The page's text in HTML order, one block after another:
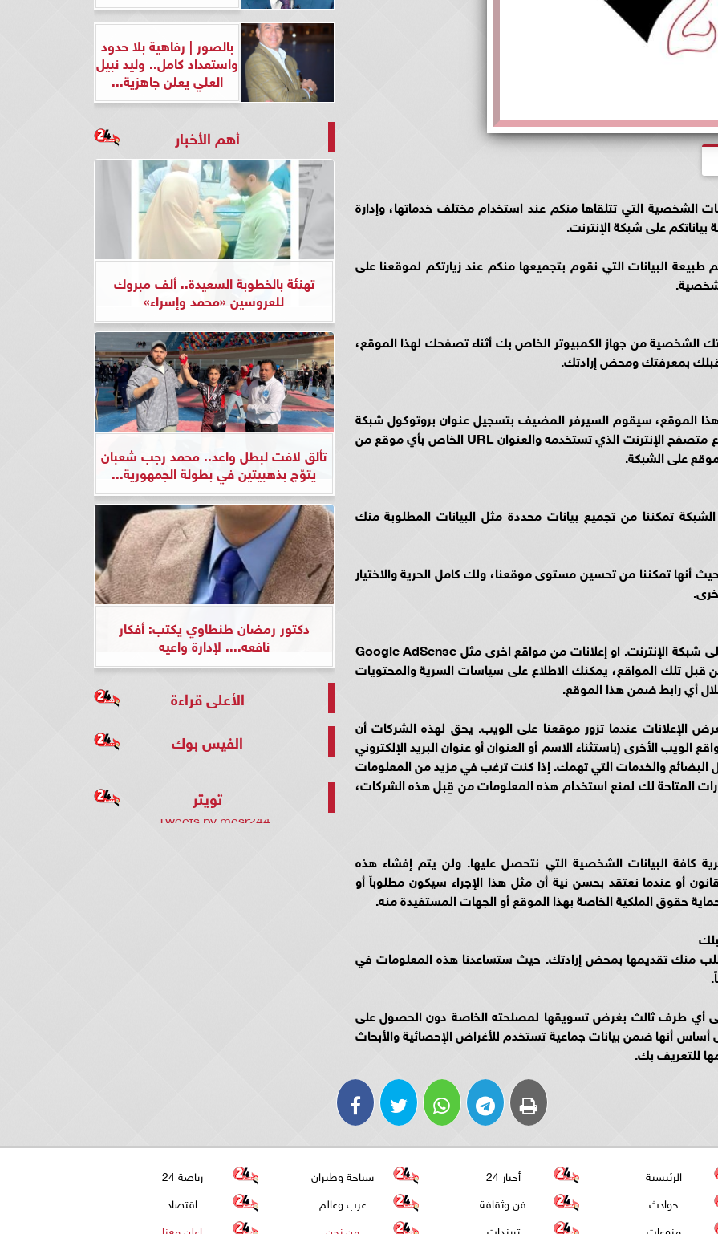
الشخصية التي تتلقاها منكم عند استخدام مختلف خدماتها، وإدارة
على شبكة الإنترنت.
البيانات التي نقوم بتجميعها منكم عند زيارتكم لموقعنا على
الشخصية من جهاز الكمبيوتر الخاص بك أثناء تصفحك لهذا الموقع،
قبلك بمعرفتك ومحض إرادتك.
الموقع، سيقوم السيرفر المضيف بتسجيل عنوان بروتوكول شبكة
الإنترنت (IP) الخاص بك، تاريخ ووقت الزيارة ونوع متصفح الإنترنت الذي تستخدمه والعنوان URL الخاص بأي موقع من
على الشبكة.
تمكننا من تجميع بيانات محددة مثل البيانات المطلوبة منك
أنها تمكننا من تحسين مستوى موقعنا، ولك كامل الحرية والاختيار
قد يشتمل موقعنا على روابط بالمواقع الأخرى على شبكة الإنترنت. او إعلانات من مواقع اخرى مثل Google AdSense
قبل تلك المواقع، يمكنك الاطلاع على سياسات السرية والمحتويات
أي رابط ضمن هذا الموقع.
الإعلانات عندما تزور موقعنا على الويب. يحق لهذه الشركات أن
الأخرى (باستثناء الاسم أو العنوان أو عنوان البريد الإلكتروني
البضائع والخدمات التي تهمك. إذا كنت ترغب في مزيد من المعلومات
المتاحة لك لمنع استخدام هذه المعلومات من قِبل هذه الشركات،
البيانات الشخصية التي نتحصل عليها. ولن يتم إفشاء هذه
أو عندما نعتقد بحسن نية أن مثل هذا الإجراء سيكون مطلوباً أو
حقوق الملكية الخاصة بهذا الموقع أو الجهات المستفيدة منه.
منك تقديمها بمحض إرادتك. حيث ستساعدنا هذه المعلومات في
إلى أي طرف ثالث بغرض تسويقها لمصلحته الخاصة دون الحصول على
أنها ضمن بيانات جماعية تستخدم للأغراض الإحصائية والأبحاث
للتعريف بك.
بالصور | رفاهية بلا حدود
واستعداد كامل.. وليد نبيل
العلي يعلن جاهزية...
أهم الأخبار
تهنئة بالخطوبة السعيدة.. ألف مبروك
للعروسين «محمد وإسراء»
تألق لافت لبطل واعد.. محمد رجب شعبان
يتوّج بذهبيتين في بطولة الجمهورية...
دكتور رمضان طنطاوي يكتب: أفكار
نافعه.... لإدارة واعيه
الأعلى قراءة
الفيس بوك
تويتر
Tweets by mesr244
الرئيسية أخبار 24 سياحة وطيران
رياضة 24
حوادث
فن وثقافة عرب وعالم
اقتصاد
منوعات
تريندات من نحن اعلن معنا